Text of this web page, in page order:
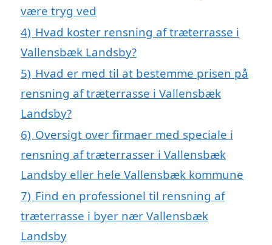
være tryg ved
4) Hvad koster rensning af træterrasse i
Vallensbæk Landsby?
5) Hvad er med til at bestemme prisen på
rensning af træterrasse i Vallensbæk
Landsby?
6) Oversigt over firmaer med speciale i
rensning af træterrasser i Vallensbæk
Landsby eller hele Vallensbæk kommune
7) Find en professionel til rensning af
træterrasse i byer nær Vallensbæk
Landsby